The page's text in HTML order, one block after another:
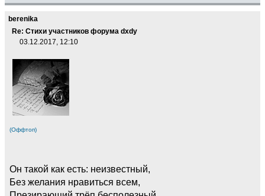
berenika
Re: Стихи участников форума dxdy
03.12.2017, 12:10
(Оффтоп)
Он такой как есть: неизвестный,
Без желания нравиться всем,